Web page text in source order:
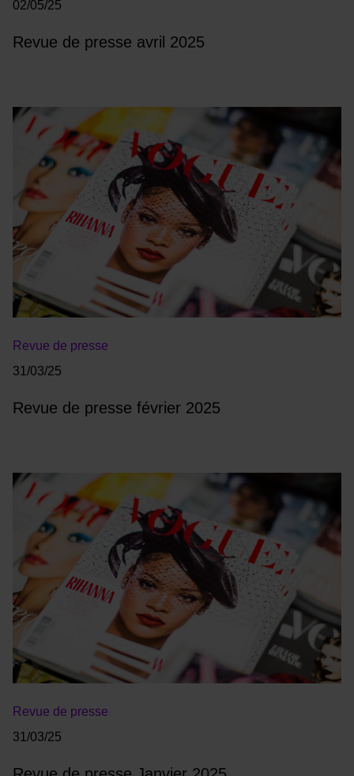
02/05/25
Revue de presse avril 2025
Revue de presse
31/03/25
Revue de presse février 2025
Revue de presse
31/03/25